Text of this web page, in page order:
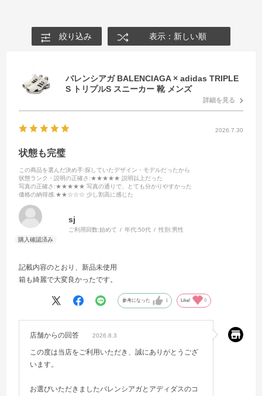
絞り込み 表示：新しい順
バレンシアガ BALENCIAGA × adidas TRIPLE
S トリプルS スニーカー 靴 メンズ
詳細を見る
2026.7.30
状態も完璧
この商品を選んだ決め手:探していたデザイン・モデルだったから
状態ランク・説明の正確さ :★★★★★ 説明以上だった
写真の正確さ :★★★★★ 写真の通りで、とても分かりやすかった
価格の納得感:★★☆☆☆ 少し割高に感じた
sj
ご利用回数:始めて 年代:50代 性別:男性
記載内容のとおり、新品未使用
箱も綺麗で大変良かったです。
参考になった 1 Like! 0
店舗からの回答 2026.8.3
この度は当店をご利用いただき、誠にありがとうござ
います。
お選びいただきましたバレンシアガとアディダスのコ